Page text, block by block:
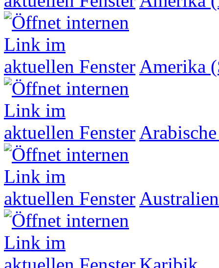
Amerika
Australien